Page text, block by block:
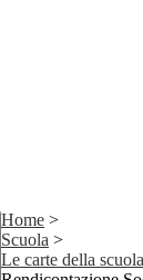
Home >
Scuola >
Le carte della scuola